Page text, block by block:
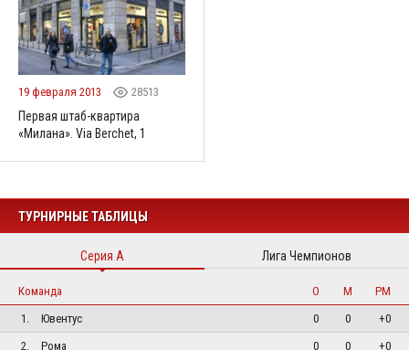
19 февраля 2013 28513
Первая штаб-квартира
«Милана». Via Berchet, 1
ТУРНИРНЫЕ ТАБЛИЦЫ
Серия А Лига Чемпионов
Команда О М
РМ
1.
Ювентус 0 0
+0
2.
Рома 0 0
+0